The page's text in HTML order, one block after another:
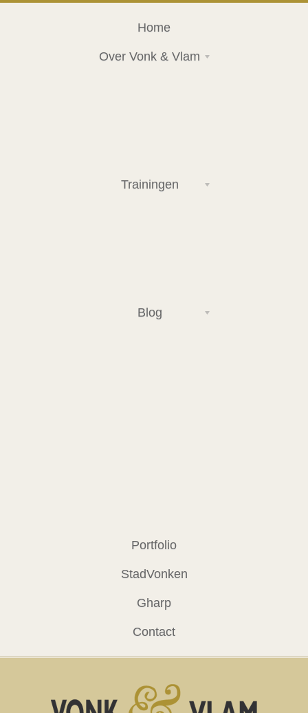
Home
Over Vonk & Vlam
Trainingen
Blog
Portfolio
StadVonken
Gharp
Contact